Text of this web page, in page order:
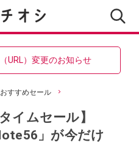
URL）変更のお知らせ
すすめセール
イムセール】
」が今だけ